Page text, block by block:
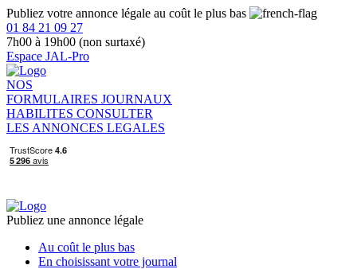
Publiez votre annonce légale au coût le plus bas
01 84 21 09 27
7h00 à 19h00 (non surtaxé)
Espace JAL-Pro
NOS
FORMULAIRES JOURNAUX
HABILITES CONSULTER
LES ANNONCES LEGALES
Publiez une annonce légale
Au coût le plus bas
En choisissant votre journal